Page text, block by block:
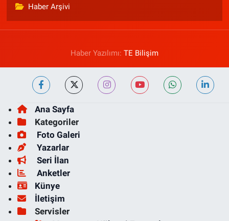
Haber Arşivi
Haber Yazılımı: TE Bilişim
Ana Sayfa
Kategoriler
Foto Galeri
Yazarlar
Seri İlan
Anketler
Künye
İletişim
Servisler